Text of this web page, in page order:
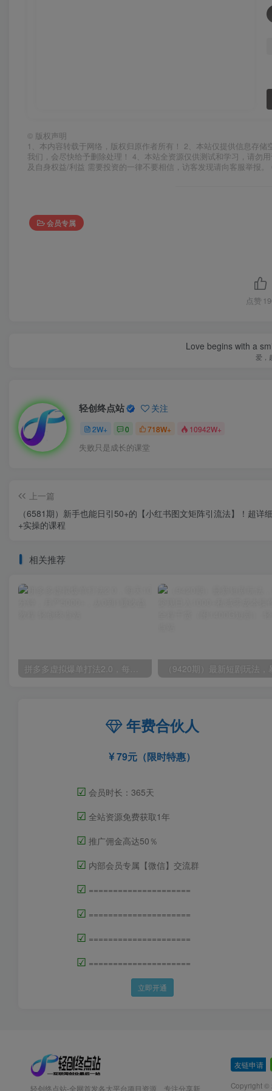
© 版权声明
1、本内容转载于网络，版权归原作者所有！ 2、本站仅提供信息存
我们，会尽快给予删除处理！ 4、本站全资源仅供测试和学习，请勿
及自身权益/利益 需要投资的一律不要相信，访客发现请向客服举报
会员专属
点赞
Love begins with a
爱，
轻创终点站 关注
2W+ 0 718W+ 10942W+
失败只是成长的课堂
上一篇
（6581期）新手也能日引50+的【小红书图文矩阵引流法】！超详
+实操的课程
相关推荐
拼多多虚拟爆单打法2.0，每天10分钟，月产5000+，从0到1赚收益教程
年费合伙人
79元（限时特惠）
☑ 会员时长：365天
☑ 全站资源免费获取1年
☑ 推广佣金高达50％
☑ 内部会员专属【微信】交流群
☑ =====================
☑ =====================
☑ =====================
☑ =====================
立即开通
轻创终点站-全网首发各大平台项目资源、专注分享新
友链申请
Copyright ©